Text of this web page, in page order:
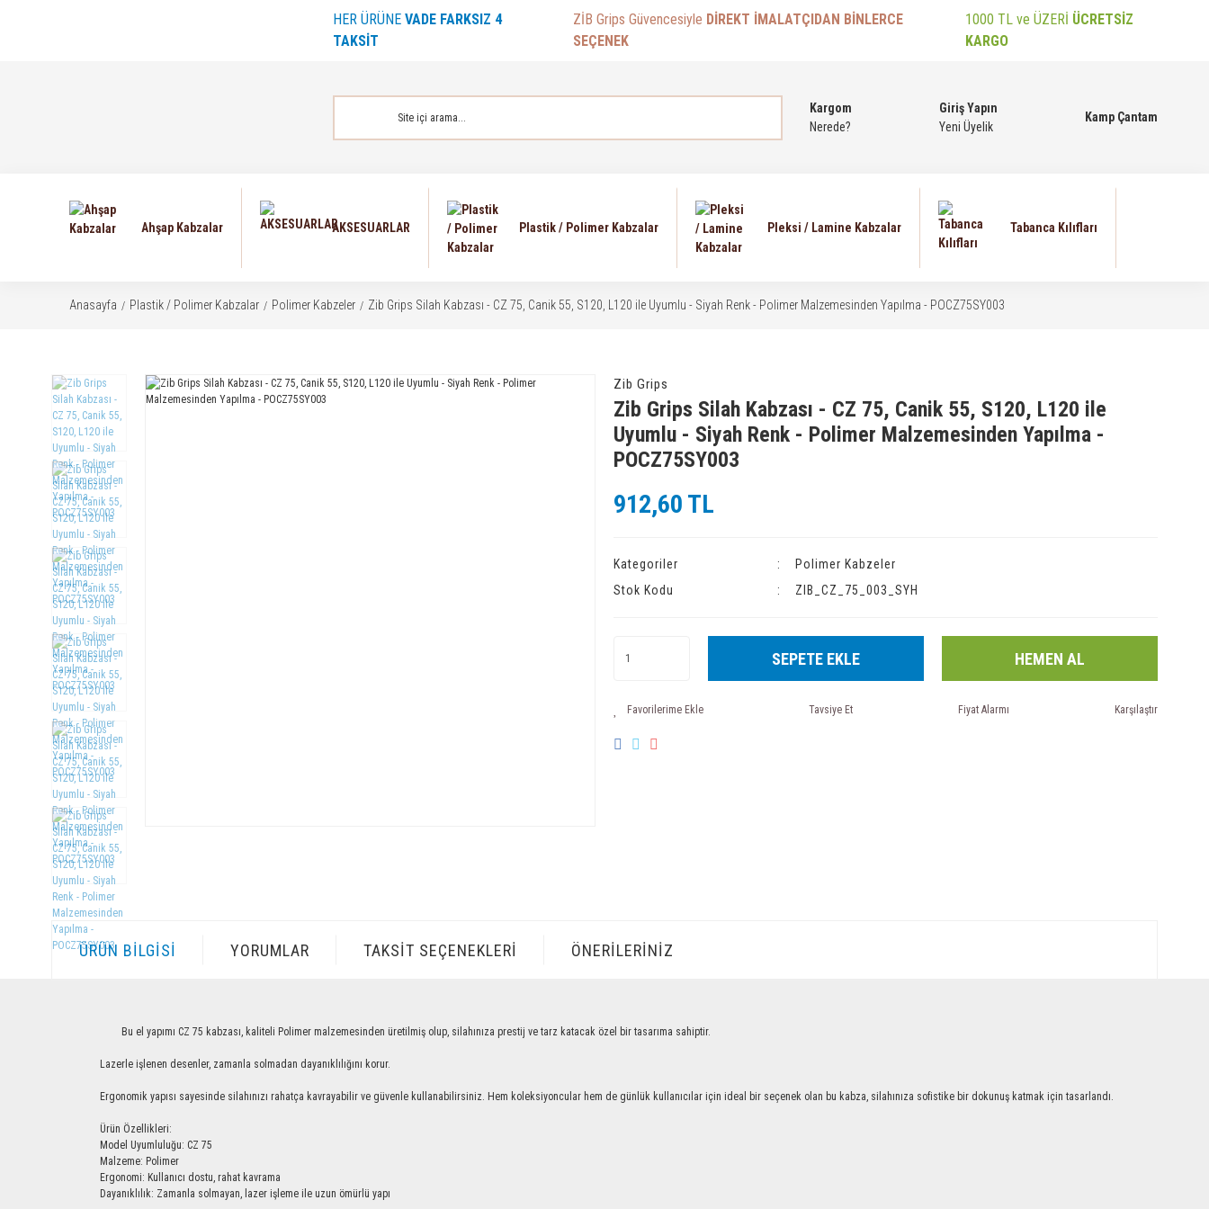
HER ÜRÜNE VADE FARKSIZ 4
TAKSİT
ZİB Grips Güvencesiyle DİREKT İMALATÇIDAN BİNLERCE
SEÇENEK
1000 TL ve ÜZERİ ÜCRETSİZ
KARGO
Kargom
Nerede?
Giriş Yapın
Yeni Üyelik
Kamp Çantam
Ahşap Kabzalar AKSESUARLAR Plastik / Polimer Kabzalar Pleksi / Lamine Kabzalar Tabanca Kılıfları
Anasayfa Plastik / Polimer Kabzalar Polimer Kabzeler Zib Grips Silah Kabzası - CZ 75, Canik 55, S120, L120 ile Uyumlu - Siyah Renk - Polimer Malzemesinden Yapılma - POCZ75SY003
Zib Grips
Zib Grips Silah Kabzası - CZ 75, Canik 55, S120, L120 ile
Uyumlu - Siyah Renk - Polimer Malzemesinden Yapılma -
POCZ75SY003
912,60 TL
Kategoriler
Polimer Kabzeler
Stok Kodu
ZIB_CZ_75_003_SYH
SEPETE EKLE HEMEN AL
Tavsiye Et Fiyat Alarmı Karşılaştır
ÜRÜN BILGISI YORUMLAR TAKSIT SEÇENEKLERI ÖNERILERINIZ
Bu el yapımı CZ 75 kabzası, kaliteli Polimer malzemesinden üretilmiş olup, silahınıza prestij ve tarz katacak özel bir tasarıma sahiptir.
Lazerle işlenen desenler, zamanla solmadan dayanıklılığını korur.
Ergonomik yapısı sayesinde silahınızı rahatça kavrayabilir ve güvenle kullanabilirsiniz. Hem koleksiyoncular hem de günlük kullanıcılar için ideal bir seçenek olan bu kabza, silahınıza sofistike bir dokunuş katmak için tasarlandı.
Ürün Özellikleri:
Model Uyumluluğu: CZ 75
Malzeme: Polimer
Ergonomi: Kullanıcı dostu, rahat kavrama
Dayanıklılık: Zamanla solmayan, lazer işleme ile uzun ömürlü yapı